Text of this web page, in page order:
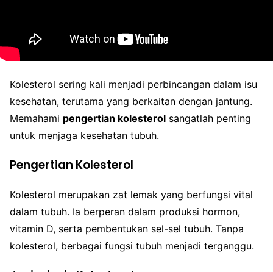
Kolesterol sering kali menjadi perbincangan dalam isu
kesehatan, terutama yang berkaitan dengan jantung.
Memahami pengertian kolesterol sangatlah penting
untuk menjaga kesehatan tubuh.
Pengertian Kolesterol
Kolesterol merupakan zat lemak yang berfungsi vital
dalam tubuh. Ia berperan dalam produksi hormon,
vitamin D, serta pembentukan sel-sel tubuh. Tanpa
kolesterol, berbagai fungsi tubuh menjadi terganggu.